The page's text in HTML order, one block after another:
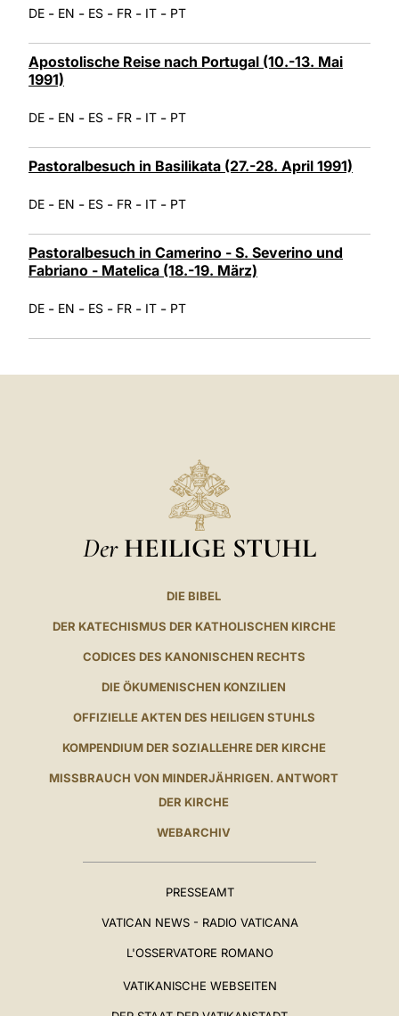
DE - EN - ES - FR - IT - PT
Apostolische Reise nach Portugal (10.-13. Mai
1991)
DE - EN - ES - FR - IT - PT
Pastoralbesuch in Basilikata (27.-28. April 1991)
DE - EN - ES - FR - IT - PT
Pastoralbesuch in Camerino - S. Severino und
Fabriano - Matelica (18.-19. März)
DE - EN - ES - FR - IT - PT
Der HEILIGE STUHL
DIE BIBEL
DER KATECHISMUS DER KATHOLISCHEN KIRCHE
CODICES DES KANONISCHEN RECHTS
DIE ÖKUMENISCHEN KONZILIEN
OFFIZIELLE AKTEN DES HEILIGEN STUHLS
KOMPENDIUM DER SOZIALLEHRE DER KIRCHE
MISSBRAUCH VON MINDERJÄHRIGEN. ANTWORT
DER KIRCHE
WEBARCHIV
PRESSEAMT
VATICAN NEWS - RADIO VATICANA
L'OSSERVATORE ROMANO
VATIKANISCHE WEBSEITEN